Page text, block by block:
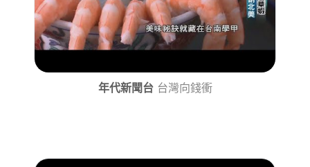
年代新聞台 台灣向錢衝